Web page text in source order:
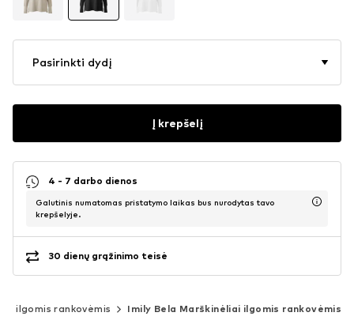
Pasirinkti dydį
Į krepšelį
4 - 7 darbo dienos
Galutinis numatomas pristatymo laikas bus nurodytas tavo
krepšelyje.
30 dienų grąžinimo teisė
ilgomis rankovėmis Imily Bela Marškinėliai ilgomis rankovėmis